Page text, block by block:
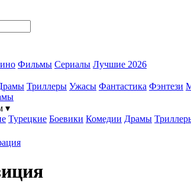
Фильмы Сериалы Лучшие 2026
Триллеры Ужасы Фантастика Фэнтези
▾
Турецкие Боевики Комедии Драмы